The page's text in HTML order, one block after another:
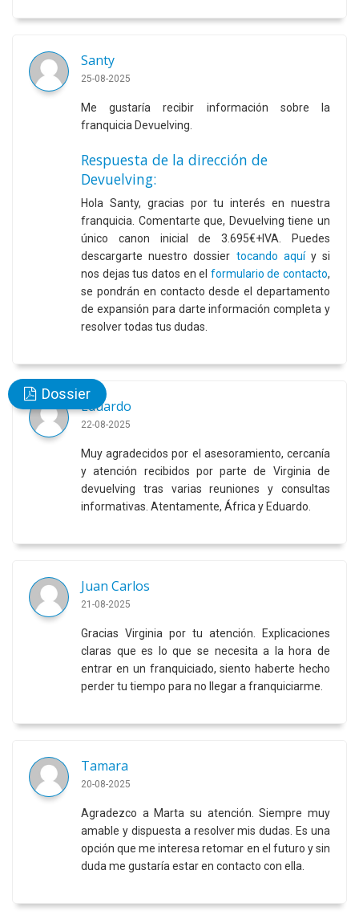
Santy
25-08-2025
Me gustaría recibir información sobre la
franquicia Devuelving.
Respuesta de la dirección de
Devuelving:
Hola Santy, gracias por tu interés en nuestra
franquicia. Comentarte que, Devuelving tiene un
único canon inicial de 3.695€+IVA. Puedes
descargarte nuestro dossier tocando aquíy si
nos dejas tus datos en el formulario de contacto,
se pondrán en contacto desde el departamento
de expansión para darte información completa y
resolver todas tus dudas.
Eduardo
22-08-2025
Muy agradecidos por el asesoramiento, cercanía
y atención recibidos por parte de Virginia de
devuelving tras varias reuniones y consultas
informativas. Atentamente, África y Eduardo.
Juan Carlos
21-08-2025
Gracias Virginia por tu atención. Explicaciones
claras que es lo que se necesita a la hora de
entrar en un franquiciado, siento haberte hecho
perder tu tiempo para no llegar a franquiciarme.
Tamara
20-08-2025
Agradezco a Marta su atención. Siempre muy
amable y dispuesta a resolver mis dudas. Es una
opción que me interesa retomar en el futuro y sin
duda me gustaría estar en contacto con ella.
Dossier